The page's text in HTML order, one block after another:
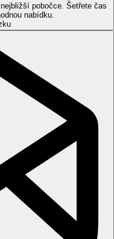
pobočce. Šetřete čas
nabídku.